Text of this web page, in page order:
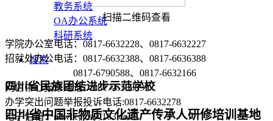
教务系统
OA办公系统
科研系统
搜索
四川省民族团结进步示范学校
四川省中国非物质文化遗产传承人研修培训基地
扫描二维码查看
学院办公室电话：0817-6632228、0817-6632227
招就处办公电话：0817-6632388、0817-6636388
0817-6790588、0817-6632166
网信中心报修电话：0817-6338899
办学突出问题举报投诉电话:0817-6632278
电子信箱：ncwlxyjcs@163.com